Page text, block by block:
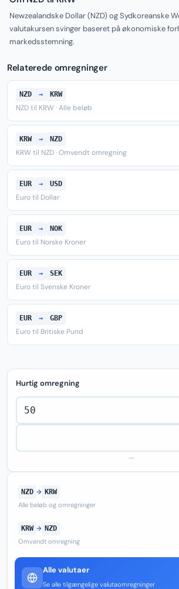
Newzealandske Dollar (NZD) og Sydkoreanske
valutakursen svinger baseret på økonomiske
markedsstemning.
Relaterede omregninger
NZD → KRW
NZD til KRW · Alle beløb
KRW → NZD
KRW til NZD · Omvendt omregning
EUR → USD
Euro til Dollar
EUR → NOK
Euro til Norske Kroner
EUR → SEK
Euro til Svenske Kroner
EUR → GBP
Euro til Britiske Pund
Hurtig omregning
—
NZD → KRW
Alle beløb og omregninger
KRW → NZD
Omvendt omregning
Alle valutaer
Se alle tilgængelige valutaomregninger